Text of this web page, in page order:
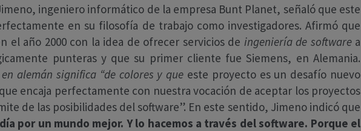
ingeniero informático de la empresa Bunt Planet, señaló que este
en su filosofía de trabajo como investigadores. Afirmó que
el año 2000 con la idea de ofrecer servicios de ingeniería de softwarea
punteras y que su primer cliente fue Siemens, en Alemania.
alemán significa “de colores y que este proyecto es un desafío nuevo
encaja perfectamente con nuestra vocación de aceptar los proyectos
de las posibilidades del software”. En este sentido, Jimeno indicó que
por un mundo mejor. Y lo hacemos a través del software. Porque el